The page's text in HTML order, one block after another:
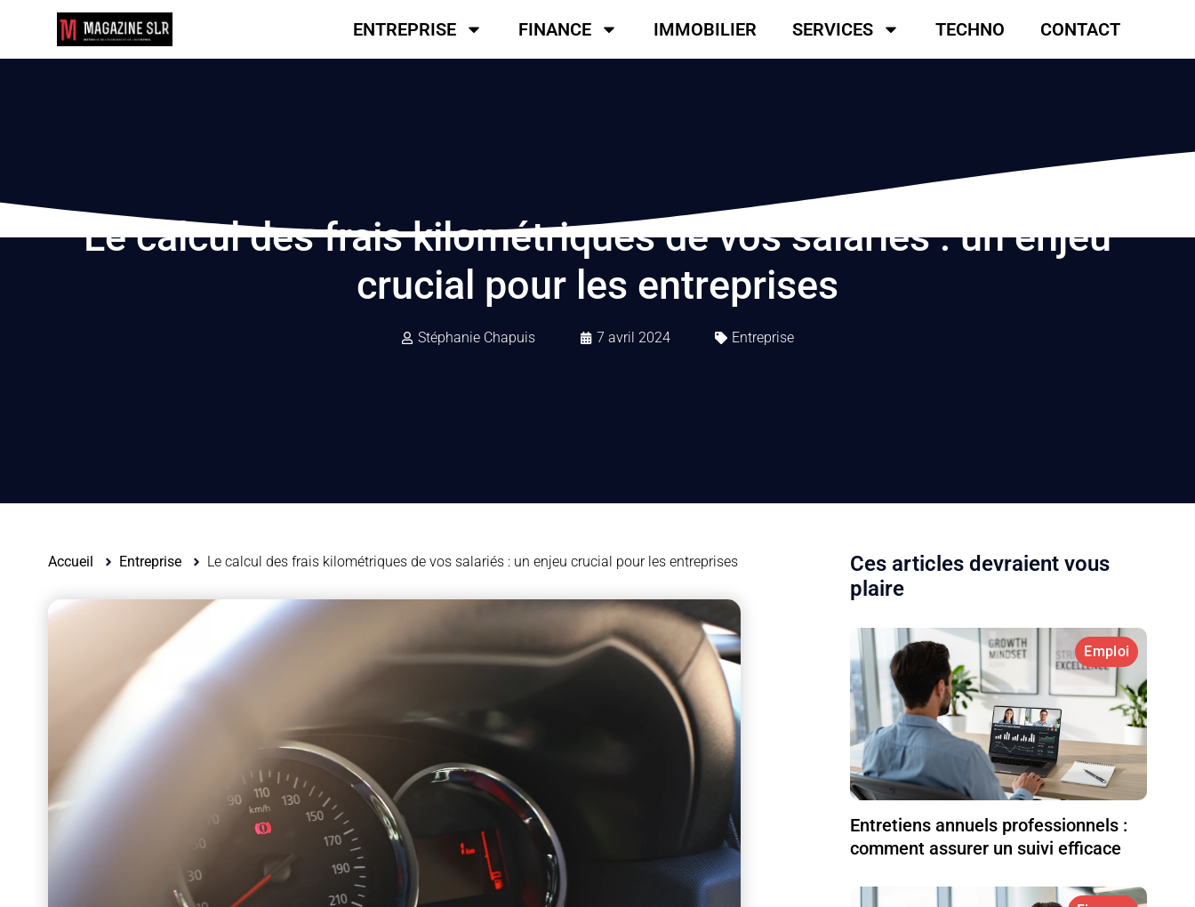
ENTREPRISE FINANCE IMMOBILIER SERVICES TECHNO CONTACT
Le calcul des frais kilométriques de vos salariés : un enjeu
crucial pour les entreprises
Stéphanie Chapuis 7 avril 2024 Entreprise
Accueil Entreprise Le calcul des frais kilométriques de vos salariés : un enjeu crucial pour les entreprises
Ces articles devraient vous
plaire
Emploi
Entretiens annuels professionnels :
comment assurer un suivi efficace